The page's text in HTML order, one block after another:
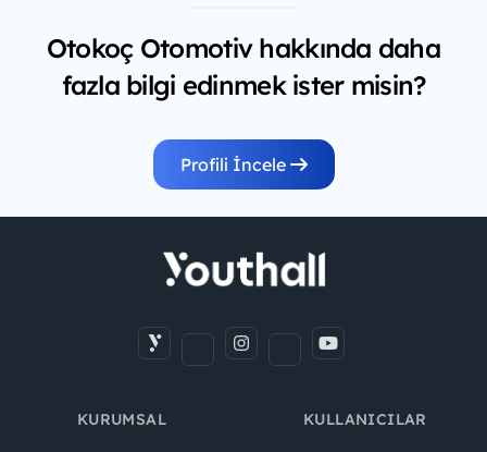
Otokoç Otomotiv hakkında daha
fazla bilgi edinmek ister misin?
Profili İncele
KURUMSAL KULLANICILAR